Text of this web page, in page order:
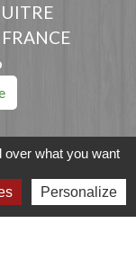
over what you want
Personalize